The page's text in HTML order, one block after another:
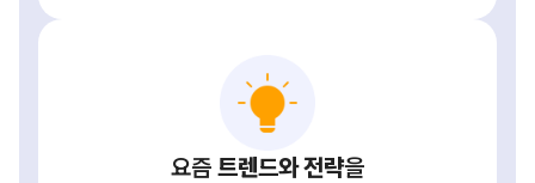
요즘트렌드와 전략을